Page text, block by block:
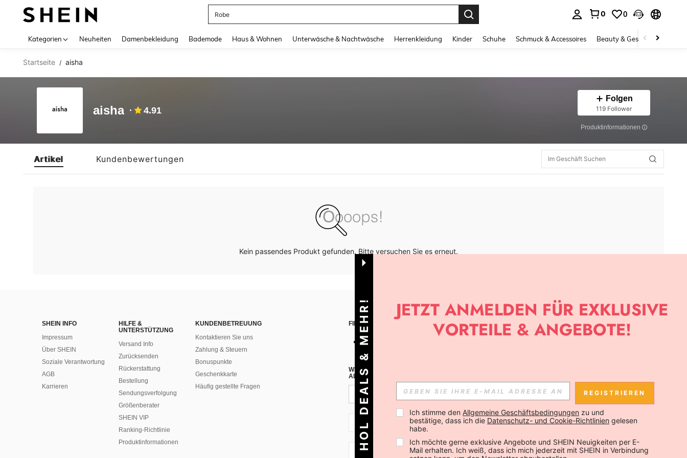
Robe
0 0
Kategorien Neuheiten Damenbekleidung Bademode Haus & Wohnen Unterwäsche & Nachtwäsche Herrenkleidung Kinder Schuhe Schmuck & Accessoires Beauty & Gesundheit
Startseite / aisha
aisha 4.91
Folgen
119 Follower
Produktinformationen
Artikel Kundenbewertungen
Kein passendes Produkt gefunden. Bitte versuchen Sie es erneut.
SHEIN INFO
Impressum
Über SHEIN
Soziale Verantwortung
AGB
Karrieren
HILFE &
UNTERSTÜTZUNG
Versand Info
Zurücksenden
Rückerstattung
Bestellung
Sendungsverfolgung
Größenberater
SHEIN VIP
Ranking-Richtlinie
​Produktinformationen
KUNDENBETREUUNG
Kontaktieren Sie uns
Zahlung & Steuern
Bonuspunkte
Geschenkkarte
Häufig gestellte Fragen
FINDEN SIE UNS AUF APP
WENN DU DICH FÜR UNSEREN NEWSLETTER ANMELDEST, KANNST DU DIE NEUESTEN TRENDS VOR
ALLEN ANDEREN ERFAHREN (DU KANNST DICH JEDERZEIT ABMELDEN).
Abonnieren
CH + 41 Abonnieren
CH + 41 Abonnieren
HOL DEALS & MEHR! REGISTRIEREN
Ich stimme den Allgemeine Geschäftsbedingungen zu und
bestätige, dass ich die Datenschutz- und Cookie-Richtlinien gelesen
habe.
Ich möchte gerne exklusive Angebote und SHEIN Neuigkeiten per E-
Mail erhalten. Ich weiß, dass ich mich jederzeit mit SHEIN in Verbindung